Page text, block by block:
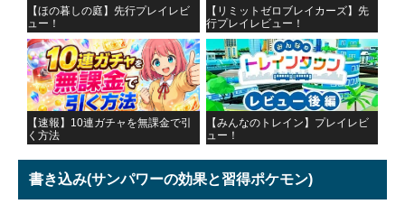
【ほの暮しの庭】先行プレイレビ
ュー！
【リミットゼロブレイカーズ】先
行プレイレビュー！
【速報】10連ガチャを無課金で引
く方法
【みんなのトレイン】プレイレビ
ュー！
書き込み(サンパワーの効果と習得ポケモン)